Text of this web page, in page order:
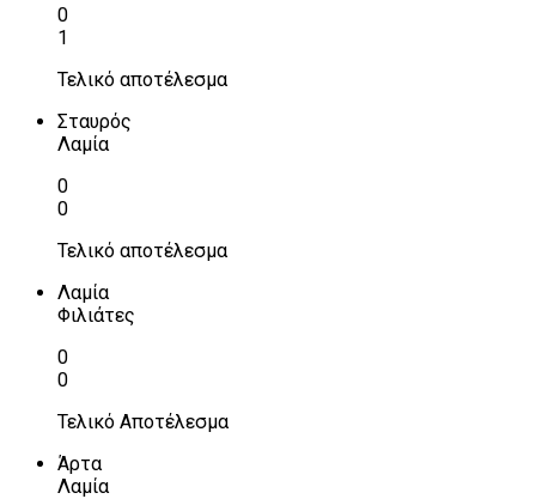
0
1
Τελικό αποτέλεσμα
Σταυρός
Λαμία
0
0
Τελικό αποτέλεσμα
Λαμία
Φιλιάτες
0
0
Τελικό Αποτέλεσμα
Άρτα
Λαμία